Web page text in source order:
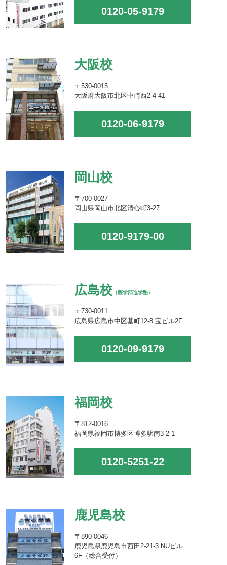
0120-05-9179
大阪校
〒530-0015
大阪府大阪市北区中崎西2-4-41
0120-06-9179
岡山校
〒700-0027
岡山県岡山市北区清心町3-27
0120-9179-00
広島校 （医学部進学塾）
〒730-0011
広島県広島市中区基町12-8 宝ビル2F
0120-09-9179
福岡校
〒812-0016
福岡県福岡市博多区博多駅南3-2-1
0120-5251-22
鹿児島校
〒890-0046
鹿児島県鹿児島市西田2-21-3 NUビル
6F（総合受付）